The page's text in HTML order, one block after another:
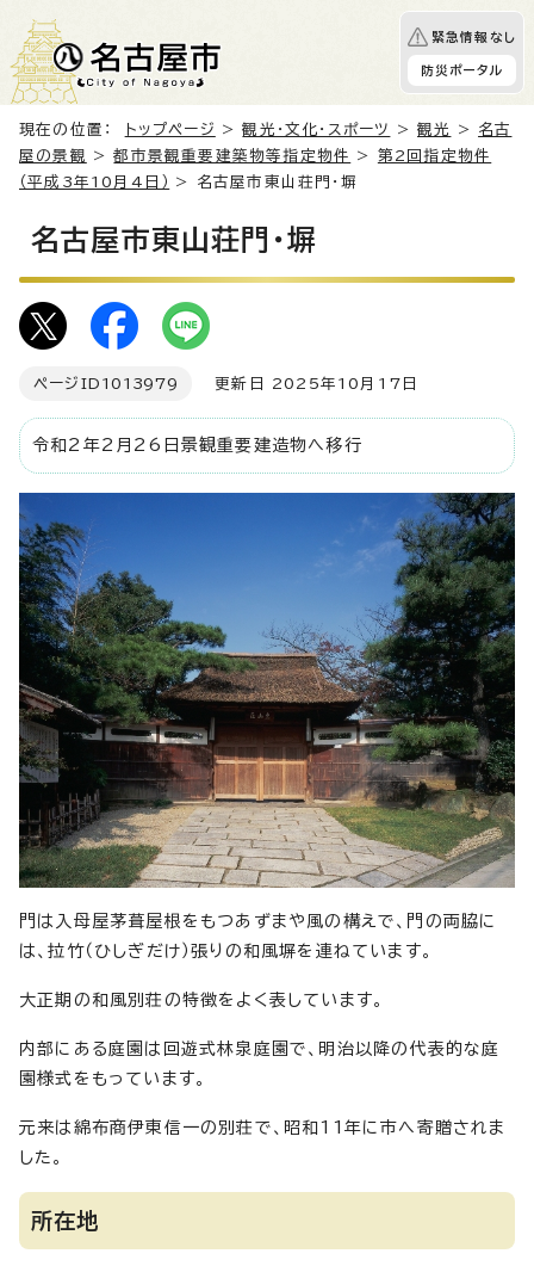
緊急情報なし
防災ポータル
現在の位置： トップページ >観光・文化・スポーツ >観光 > 名古
屋の景観
>都市景観重要建築物等指定物件 > 第2回指定物件
（平成3年10月4日）
> 名古屋市東山荘門・塀
名古屋市東山荘門・塀
ページID 1013979 更新日 2025年10月17日
令和2年2月26日景観重要建造物へ移行
門は入母屋茅葺屋根をもつあずまや風の構えで、門の両脇に
は、拉竹（ひしぎだけ）張りの和風塀を連ねています。
大正期の和風別荘の特徴をよく表しています。
内部にある庭園は回遊式林泉庭園で、明治以降の代表的な庭
園様式をもっています。
元来は綿布商伊東信一の別荘で、昭和11年に市へ寄贈されま
した。
所在地